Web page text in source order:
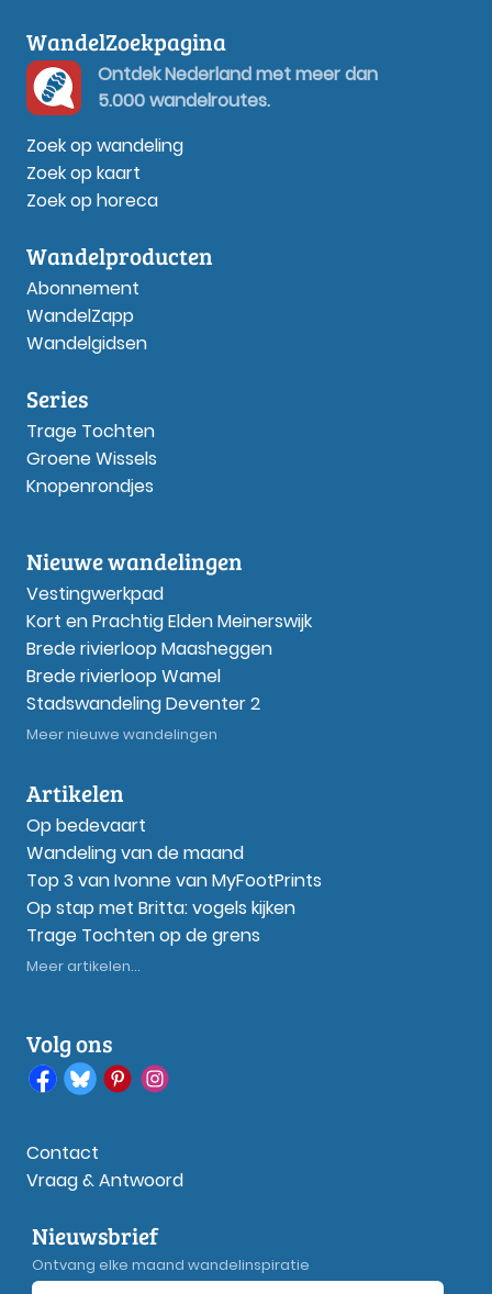
WandelZoekpagina
Ontdek Nederland met meer dan
5.000 wandelroutes.
Zoek op wandeling
Zoek op kaart
Zoek op horeca
Wandelproducten
Abonnement
WandelZapp
Wandelgidsen
Series
Trage Tochten
Groene Wissels
Knopenrondjes
Nieuwe wandelingen
Vestingwerkpad
Kort en Prachtig Elden Meinerswijk
Brede rivierloop Maasheggen
Brede rivierloop Wamel
Stadswandeling Deventer 2
Meer nieuwe wandelingen
Artikelen
Op bedevaart
Wandeling van de maand
Top 3 van Ivonne van MyFootPrints
Op stap met Britta: vogels kijken
Trage Tochten op de grens
Meer artikelen...
Volg ons
Contact
Vraag & Antwoord
Nieuwsbrief
Ontvang elke maand wandelinspiratie